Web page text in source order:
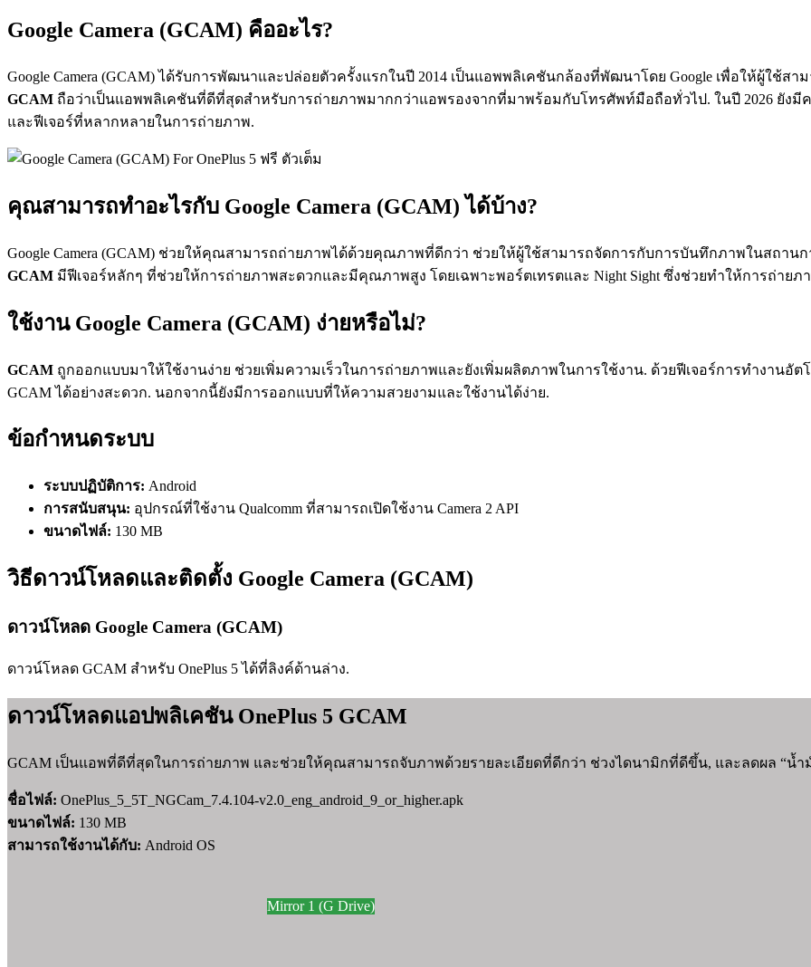
Google Camera (GCAM) คืออะไร?
Google Camera (GCAM) ได้รับการพัฒนาและปล่อยตัวครั้งแรกในปี 2014 เป็นแอพพลิเคชันกล้องที่พัฒนาโดย Google เพื่อให้ผู้ใช้
GCAM ถือว่าเป็นแอพพลิเคชันที่ดีที่สุดสำหรับการถ่ายภาพมากกว่าแอพรองจากที่มาพร้อมกับโทรศัพท์มือถือทั่วไป. ในปี 2026 ยัง
และฟีเจอร์ที่หลากหลายในการถ่ายภาพ.
คุณสามารถทำอะไรกับ Google Camera (GCAM) ได้บ้าง?
Google Camera (GCAM) ช่วยให้คุณสามารถถ่ายภาพได้ด้วยคุณภาพที่ดีกว่า ช่วยให้ผู้ใช้สามารถจัดการกับการบันทึกภาพในสถาน
GCAM มีฟีเจอร์หลักๆ ที่ช่วยให้การถ่ายภาพสะดวกและมีคุณภาพสูง โดยเฉพาะพอร์ตเทรตและ Night Sight ซึ่งช่วยทำให้การถ่า
ใช้งาน Google Camera (GCAM) ง่ายหรือไม่?
GCAM ถูกออกแบบมาให้ใช้งานง่าย ช่วยเพิ่มความเร็วในการถ่ายภาพและยังเพิ่มผลิตภาพในการใช้งาน. ด้วยฟีเจอร์การทำงา
GCAM ได้อย่างสะดวก. นอกจากนี้ยังมีการออกแบบที่ให้ความสวยงามและใช้งานได้ง่าย.
ข้อกำหนดระบบ
ระบบปฏิบัติการ: Android
การสนับสนุน: อุปกรณ์ที่ใช้งาน Qualcomm ที่สามารถเปิดใช้งาน Camera 2 API
ขนาดไฟล์: 130 MB
วิธีดาวน์โหลดและติดตั้ง Google Camera (GCAM)
ดาวน์โหลด Google Camera (GCAM)
ดาวน์โหลด GCAM สำหรับ OnePlus 5 ได้ที่ลิงค์ด้านล่าง.
ดาวน์โหลดแอปพลิเคชัน OnePlus 5 GCAM
GCAM เป็นแอพที่ดีที่สุดในการถ่ายภาพ และช่วยให้คุณสามารถจับภาพด้วยรายละเอียดที่ดีกว่า ช่วงไดนามิกที่ดีขึ้น, และลดผล “น้ำ
ชื่อไฟล์: OnePlus_5_5T_NGCam_7.4.104-v2.0_eng_android_9_or_higher.apk
ขนาดไฟล์: 130 MB
สามารถใช้งานได้กับ: Android OS
Mirror 1 (G Drive)